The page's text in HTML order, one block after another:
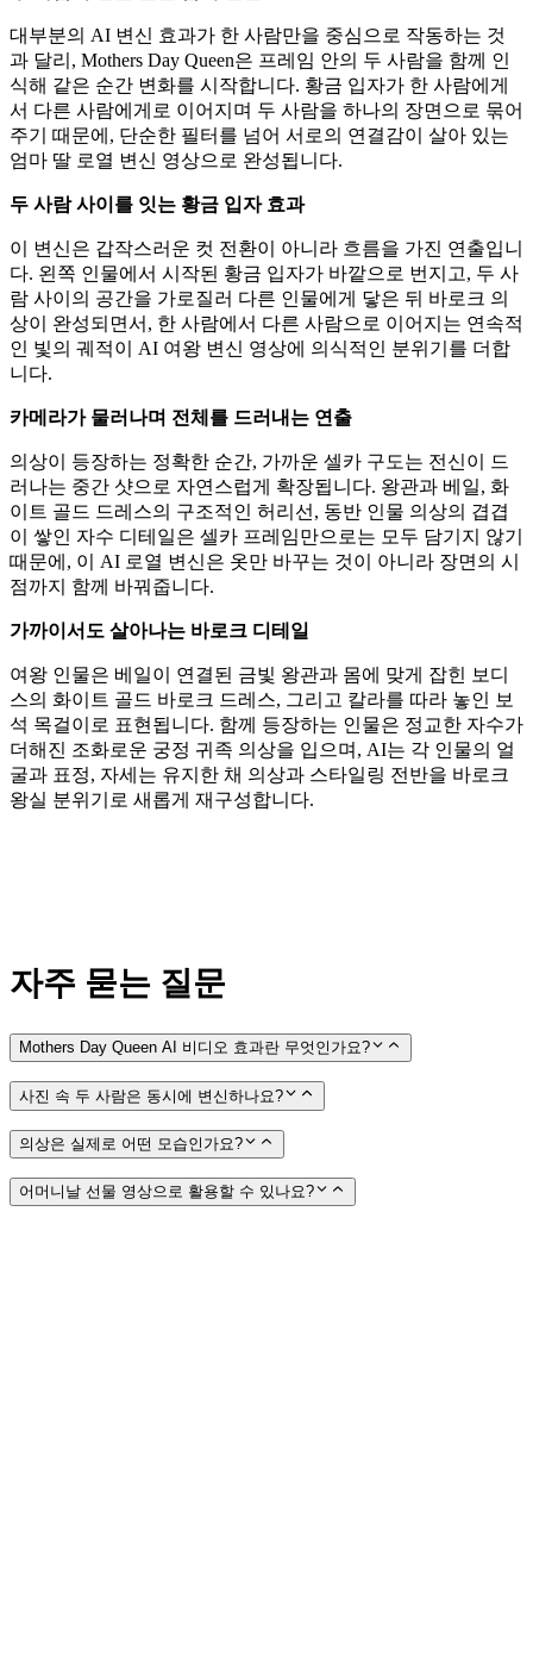
대부분의 AI 변신 효과가 한 사람만을 중심으로 작동하는 것
과 달리, Mothers Day Queen은 프레임 안의 두 사람을 함께 인
식해 같은 순간 변화를 시작합니다. 황금 입자가 한 사람에게
서 다른 사람에게로 이어지며 두 사람을 하나의 장면으로 묶어
주기 때문에, 단순한 필터를 넘어 서로의 연결감이 살아 있는
엄마 딸 로열 변신 영상으로 완성됩니다.
두 사람 사이를 잇는 황금 입자 효과
이 변신은 갑작스러운 컷 전환이 아니라 흐름을 가진 연출입니
다. 왼쪽 인물에서 시작된 황금 입자가 바깥으로 번지고, 두 사
람 사이의 공간을 가로질러 다른 인물에게 닿은 뒤 바로크 의
상이 완성되면서, 한 사람에서 다른 사람으로 이어지는 연속적
인 빛의 궤적이 AI 여왕 변신 영상에 의식적인 분위기를 더합
니다.
카메라가 물러나며 전체를 드러내는 연출
의상이 등장하는 정확한 순간, 가까운 셀카 구도는 전신이 드
러나는 중간 샷으로 자연스럽게 확장됩니다. 왕관과 베일, 화
이트 골드 드레스의 구조적인 허리선, 동반 인물 의상의 겹겹
이 쌓인 자수 디테일은 셀카 프레임만으로는 모두 담기지 않기
때문에, 이 AI 로열 변신은 옷만 바꾸는 것이 아니라 장면의 시
점까지 함께 바꿔줍니다.
가까이서도 살아나는 바로크 디테일
여왕 인물은 베일이 연결된 금빛 왕관과 몸에 맞게 잡힌 보디
스의 화이트 골드 바로크 드레스, 그리고 칼라를 따라 놓인 보
석 목걸이로 표현됩니다. 함께 등장하는 인물은 정교한 자수가
더해진 조화로운 궁정 귀족 의상을 입으며, AI는 각 인물의 얼
굴과 표정, 자세는 유지한 채 의상과 스타일링 전반을 바로크
왕실 분위기로 새롭게 재구성합니다.
자주 묻는 질문
Mothers Day Queen AI 비디오 효과란 무엇인가요?
사진 속 두 사람은 동시에 변신하나요?
의상은 실제로 어떤 모습인가요?
어머니날 선물 영상으로 활용할 수 있나요?